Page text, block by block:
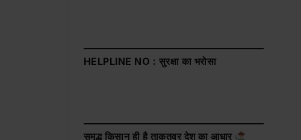
HELPLINE NO : सुरक्षा का भरोसा
समृद्ध किसान ही है ताकतवर देश का आधार